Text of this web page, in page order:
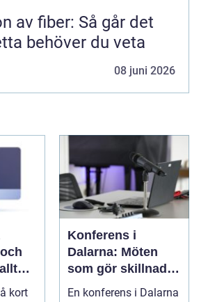
av fiber: Så går det
behöver du veta
08 juni 2026
byta
kort
Konferens i
Dalarna: Möten
som gör skillnad i
hjärtat av sverige
En konferens i Dalarna